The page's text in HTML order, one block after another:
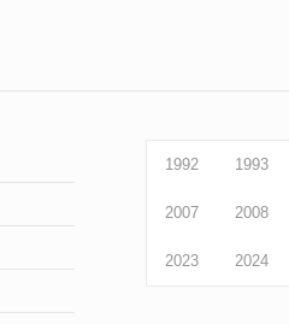
1992 1993
2007 2008
2023 2024